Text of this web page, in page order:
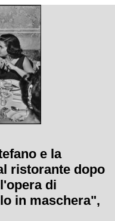
e la
ristorante dopo
di
in maschera",